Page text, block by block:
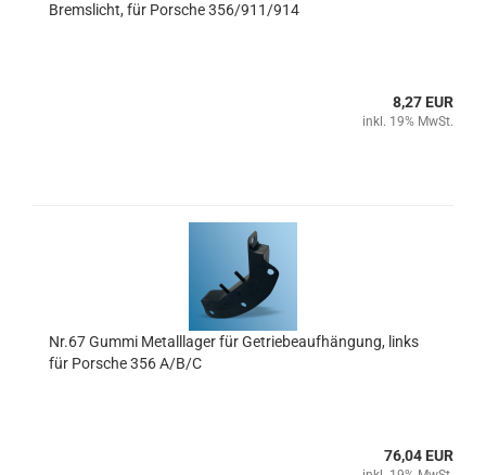
Bremslicht, für Porsche 356/911/914
8,27 EUR
inkl. 19% MwSt.
Nr.67 Gummi Metalllager für Getriebeaufhängung, links
für Porsche 356 A/B/C
76,04 EUR